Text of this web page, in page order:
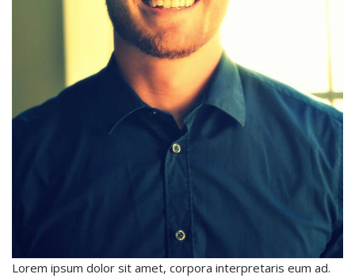
Lorem ipsum dolor sit amet, corpora interpretaris eum ad.